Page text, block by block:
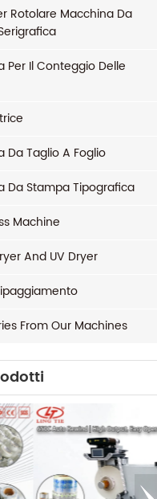
Rotolare Macchina Da
Per Il Conteggio Delle
Da Taglio A Foglio
Da Stampa Tipografica
Machine
And UV Dryer
From Our Machines